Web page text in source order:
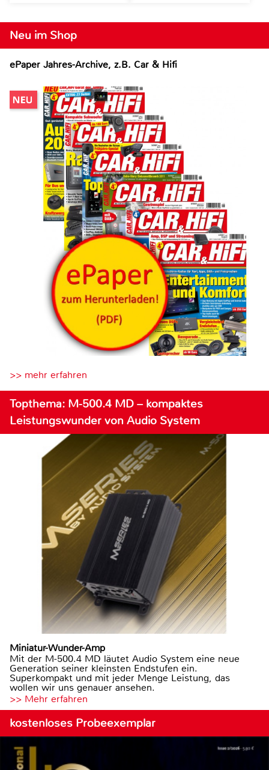
Neu im Shop
ePaper Jahres-Archive, z.B. Car & Hifi
>> mehr erfahren
Topthema: M-500.4 MD – kompaktes
Leistungswunder von Audio System
Miniatur-Wunder-Amp
Mit der M-500.4 MD läutet Audio System eine neue
Generation seiner kleinsten Endstufen ein.
Superkompakt und mit jeder Menge Leistung, das
wollen wir uns genauer ansehen.
>> Mehr erfahren
kostenloses Probeexemplar